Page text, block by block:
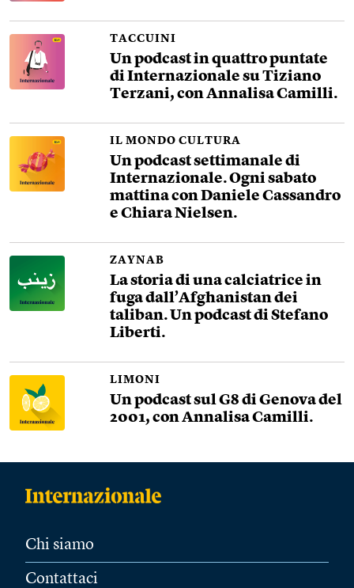
TACCUINI
Un podcast in quattro puntate
di Internazionale su Tiziano
Terzani, con Annalisa Camilli.
IL MONDO CULTURA
Un podcast settimanale di
Internazionale. Ogni sabato
mattina con Daniele Cassandro
e Chiara Nielsen.
ZAYNAB
La storia di una calciatrice in
fuga dall’Afghanistan dei
taliban. Un podcast di Stefano
Liberti.
LIMONI
Un podcast sul G8 di Genova del
2001, con Annalisa Camilli.
Chi siamo
Contattaci